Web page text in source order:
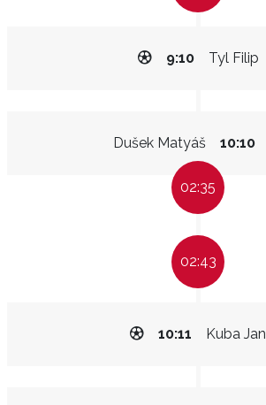
Tyl Filip
9:10
Dušek Matyáš 10:10
02:35
02:43
Kuba Jan
10:11